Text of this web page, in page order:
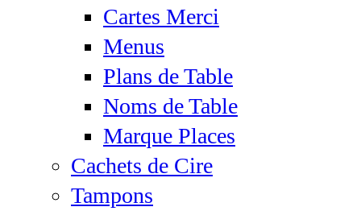
Cartes Merci
Menus
Plans de Table
Noms de Table
Marque Places
Cachets de Cire
Tampons